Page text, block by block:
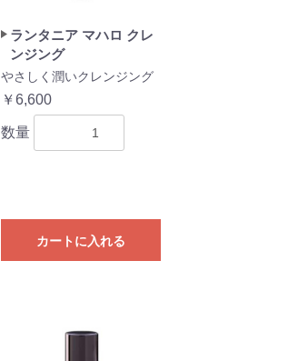
ランタニア マハロ クレ
ンジング
やさしく潤いクレンジング
￥6,600
数量
カートに入れる